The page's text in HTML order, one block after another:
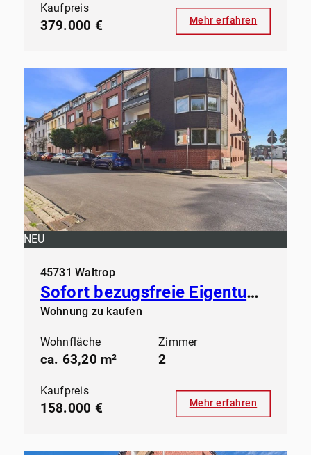
Kaufpreis
379.000 € Mehr erfahren
NEU
45731 Waltrop
Sofort bezugsfreie Eigentumswohnung in der Großen-Geist in Waltrop
Wohnung zu kaufen
Wohnfläche
ca. 63,20 m²
Zimmer
2
Kaufpreis
158.000 € Mehr erfahren